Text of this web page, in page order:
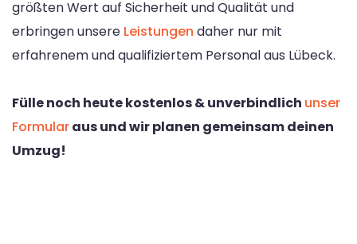
größten Wert auf Sicherheit und Qualität und
erbringen unsere Leistungen daher nur mit
erfahrenem und qualifiziertem Personal aus Lübeck.
Fülle noch heute kostenlos & unverbindlich unser
Formularaus und wir planen gemeinsam deinen
Umzug!